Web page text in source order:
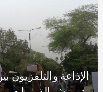
الإذاعة والتلفزيون